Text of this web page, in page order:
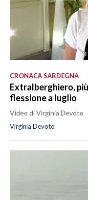
CRONACA SARDEGNA
Extralberghiero,
flessione a luglio
Video di Virginia Devoto
Virginia Devoto